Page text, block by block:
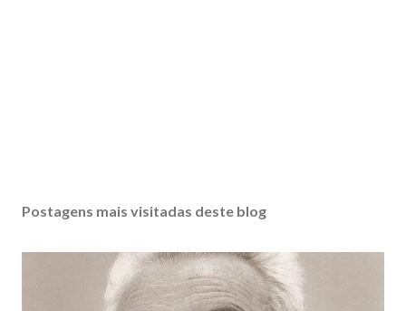
Postagens mais visitadas deste blog